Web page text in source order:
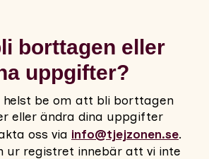
borttagen eller
uppgifter?
helst be om att bli borttagen
eller ändra dina uppgifter
oss via info@tjejzonen.se.
ur registret innebär att vi inte